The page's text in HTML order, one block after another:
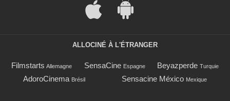
ALLOCINÉ À L'ÉTRANGER
Filmstarts Allemagne SensaCine Espagne Beyazperde Turquie
AdoroCinema Brésil Sensacine México Mexique